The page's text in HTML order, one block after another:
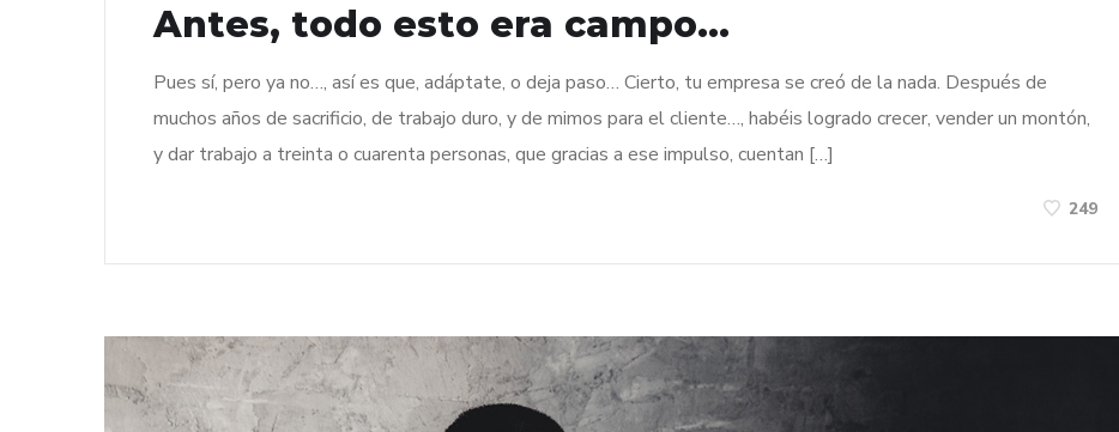
Antes, todo esto era campo…
Pues sí, pero ya no…, así es que, adáptate, o deja paso… Cierto, tu empresa se creó de la nada. Después de
muchos años de sacrificio, de trabajo duro, y de mimos para el cliente…, habéis logrado crecer, vender un montón,
y dar trabajo a treinta o cuarenta personas, que gracias a ese impulso, cuentan […]
249